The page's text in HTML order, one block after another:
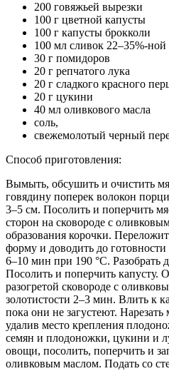
200 говяжьей вырезки
100 г цветной капусты
100 г капусты брокколи
100 мл сливок 22–35%-
30 г помидоров
20 г репчатого лука
20 г сладкого красного
20 г цукини
40 мл оливкового масла
соль,
свежемолотый черный
Способ приготовления:
Вымыть, обсушить и очистить
говядину поперек волокон
3–5 см. Посолить и поперчить
сторон на сковороде с
образования корочки.
форму и доводить до
6–10 мин при 190 °С. Разобрать
Посолить и поперчить капусту.
разогретой сковороде с
золотистости 2–3 мин. Влить к
пока они не загустеют.
удалив место крепления
семян и плодоножки, цукини и
овощи, посолить, поперчить и
оливковым маслом. Подать со